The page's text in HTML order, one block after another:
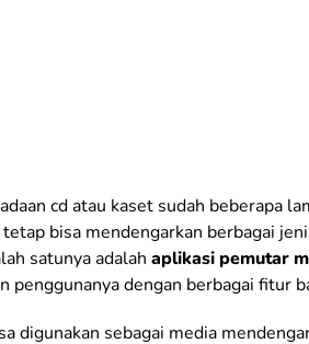
cd atau kaset sudah beberapa
bisa mendengarkan berbagai
satunya adalah aplikasi pemutar
penggunanya dengan berbagai fitur
digunakan sebagai media